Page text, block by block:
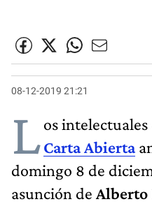
08-12-2019 21:21
Los
Carta Abierta
domingo 8 de
asunción de Alberto